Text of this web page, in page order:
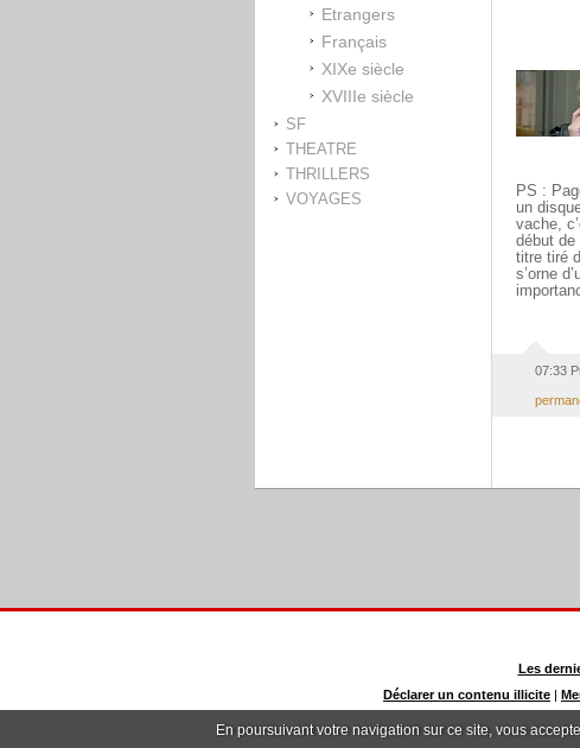
En poursuivant votre navigation sur ce site, vous
Etrangers
Français
XIXe siècle
XVIIIe siècle
SF
THEATRE
THRILLERS
VOYAGES
PS :
un
vache,
début de
titre tiré
s’orne
07:33
Les
Déclarer un contenu illicite |